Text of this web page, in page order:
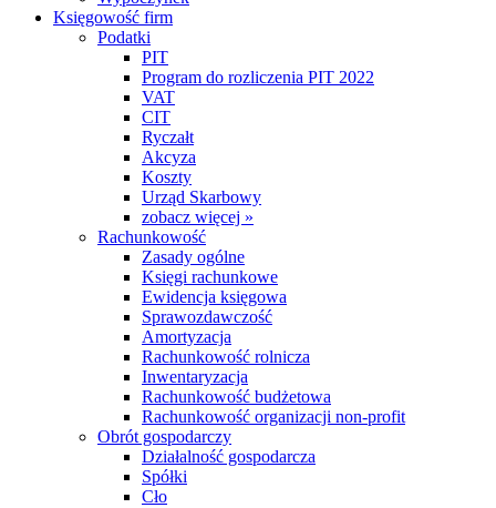
Księgowość firm
Podatki
PIT
Program do rozliczenia PIT 2022
VAT
CIT
Ryczałt
Akcyza
Koszty
Urząd Skarbowy
zobacz więcej »
Rachunkowość
Zasady ogólne
Księgi rachunkowe
Ewidencja księgowa
Sprawozdawczość
Amortyzacja
Rachunkowość rolnicza
Inwentaryzacja
Rachunkowość budżetowa
Rachunkowość organizacji non-profit
Obrót gospodarczy
Działalność gospodarcza
Spółki
Cło